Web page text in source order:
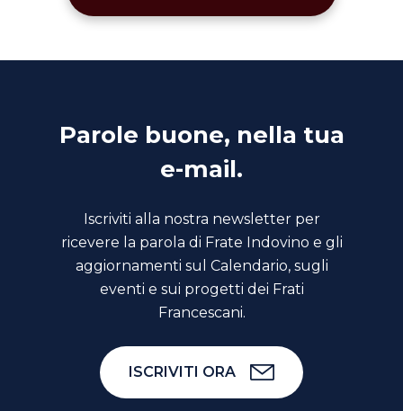
Parole buone, nella tua
e-mail.
Iscriviti alla nostra newsletter per
ricevere la parola di Frate Indovino e gli
aggiornamenti sul Calendario, sugli
eventi e sui progetti dei Frati
Francescani.
ISCRIVITI ORA